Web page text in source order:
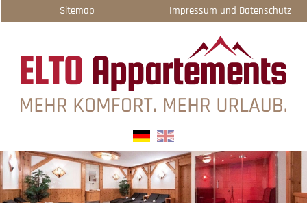
Sitemap Impressum und Datenschutz